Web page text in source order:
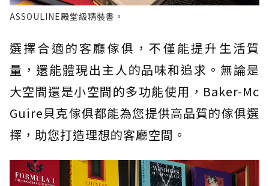
ASSOULINE殿堂級精裝書。
選擇合適的客廳傢俱，不僅能提升生活質
量，還能體現出主人的品味和追求。無論是
大空間還是小空間的多功能使用，Baker-Mc
Guire貝克傢俱都能為您提供高品質的傢俱選
擇，助您打造理想的客廳空間。